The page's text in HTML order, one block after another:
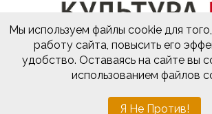
Разработка и поддержка
Мы используем файлы cookie для
работу сайта, повысить его
удобство. Оставаясь на сайте вы
использованием файлов
Я Не Против!